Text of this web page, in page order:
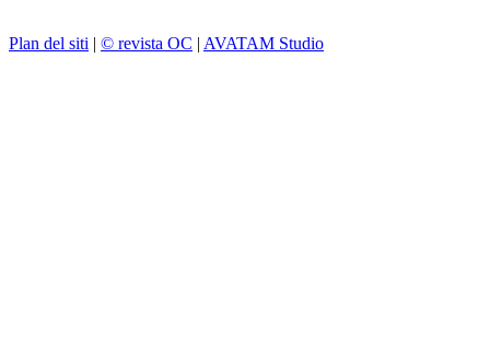
Plan del siti | © revista OC | AVATAM Studio